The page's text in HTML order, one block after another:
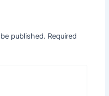
published. Required